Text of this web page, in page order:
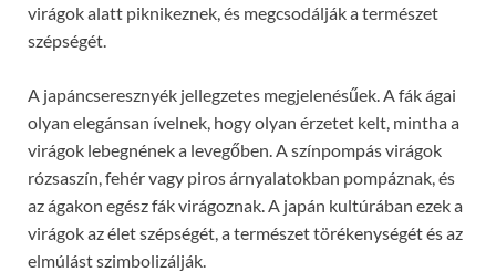
virágok alatt piknikeznek, és megcsodálják a természet
szépségét.
A japáncseresznyék jellegzetes megjelenésűek. A fák ágai
olyan elegánsan ívelnek, hogy olyan érzetet kelt, mintha a
virágok lebegnének a levegőben. A színpompás virágok
rózsaszín, fehér vagy piros árnyalatokban pompáznak, és
az ágakon egész fák virágoznak. A japán kultúrában ezek a
virágok az élet szépségét, a természet törékenységét és az
elmúlást szimbolizálják.